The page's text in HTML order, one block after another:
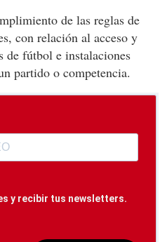
de las reglas de
con relación al acceso y
de fútbol e instalaciones
partido o competencia.
y recibir tus newsletters.